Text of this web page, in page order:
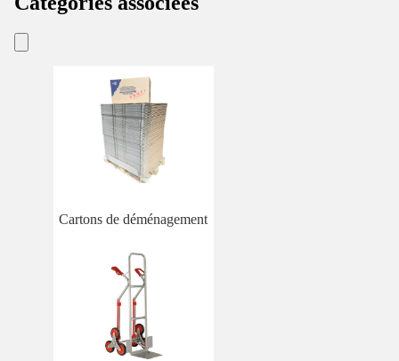
Cartons de déménagement